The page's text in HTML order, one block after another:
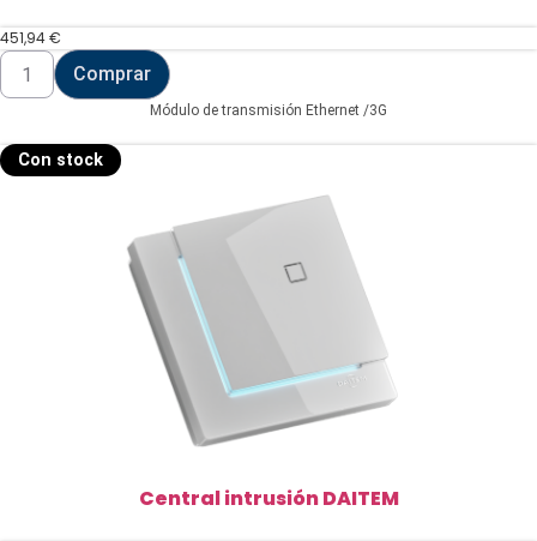
451,94€
Módulo
transmisión
DAITEM
cantidad
Comprar
Módulo de transmisión Ethernet /3G
Con stock
Central intrusión DAITEM